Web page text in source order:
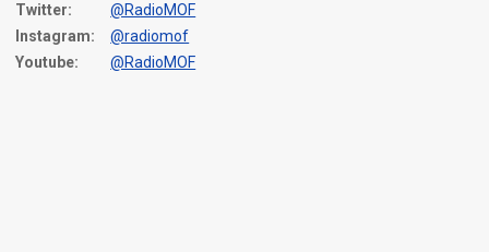
Twitter:
@RadioMOF
Instagram:
@radiomof
Youtube:
@RadioMOF